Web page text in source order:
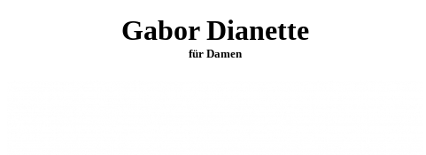
Gabor Dianette
für Damen